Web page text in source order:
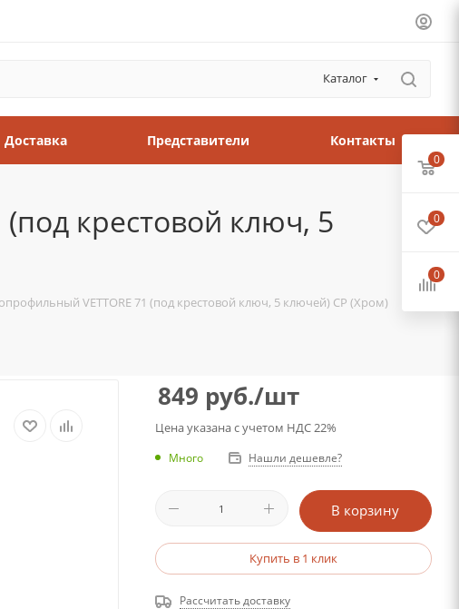
Каталог
Доставка Представители Контакты
крестовой ключ, 5
VETTORE 71 (под крестовой ключ, 5 ключей) CP (Хром)
849 руб./шт
Цена указана с учетом НДС 22%
Много Нашли дешевле?
В корзину
Купить в 1 клик
Рассчитать доставку
0
0
0